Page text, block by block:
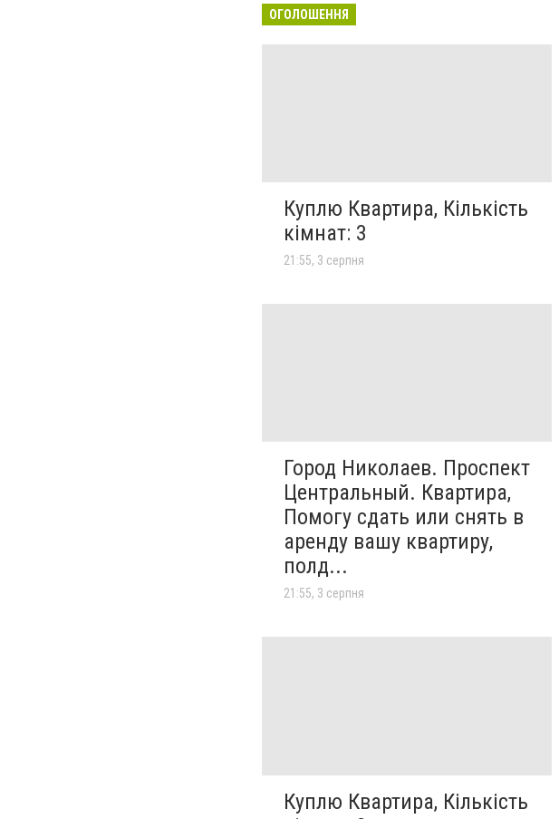
ОГОЛОШЕННЯ
Куплю Квартира, Кількість
кімнат: 3
21:55, 3 серпня
Город Николаев. Проспект
Центральный. Квартира,
Помогу сдать или снять в
аренду вашу квартиру,
полд...
21:55, 3 серпня
Куплю Квартира, Кількість